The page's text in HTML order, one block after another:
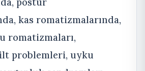
kas romatizmalarında,
romatizmaları,
problemleri, uyku